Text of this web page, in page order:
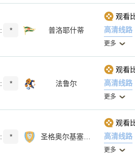
: * 普洛耶什蒂
观看
高清线路
更多
: * 法鲁尔
观看
高清线路
更多
: *
观看
高清线路
更多